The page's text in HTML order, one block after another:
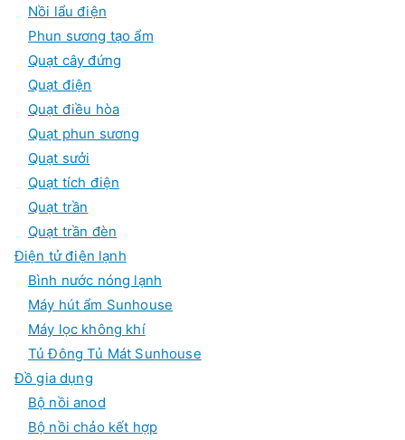
Nồi lẩu điện
Phun sương tạo ẩm
Quạt cây đứng
Quạt điện
Quạt điều hòa
Quạt phun sương
Quạt sưởi
Quạt tích điện
Quạt trần
Quạt trần đèn
Điện tử điện lạnh
Bình nước nóng lạnh
Máy hút ẩm Sunhouse
Máy lọc không khí
Tủ Đông Tủ Mát Sunhouse
Đồ gia dụng
Bộ nồi anod
Bộ nồi chảo kết hợp